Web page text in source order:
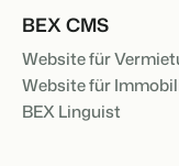
BEX CMS
Website für
Website für
BEX Linguist